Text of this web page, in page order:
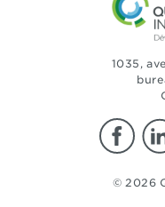
1035,
© 2026